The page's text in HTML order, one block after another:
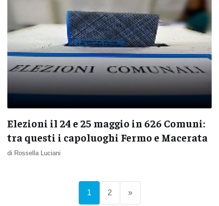
Elezioni il 24 e 25 maggio in 626 Comuni:
tra questi i capoluoghi Fermo e Macerata
di Rossella Luciani
1 (current)
2 »